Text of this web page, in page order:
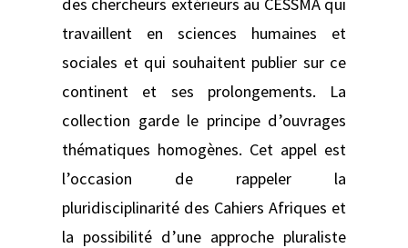
travaillent en sciences humaines et
sociales et qui souhaitent publier sur ce
continent et ses prolongements. La
collection garde le principe d’ouvrages
thématiques homogènes. Cet appel est
l’occasion de rappeler la
pluridisciplinarité des Cahiers Afriques et
la possibilité d’une approche pluraliste